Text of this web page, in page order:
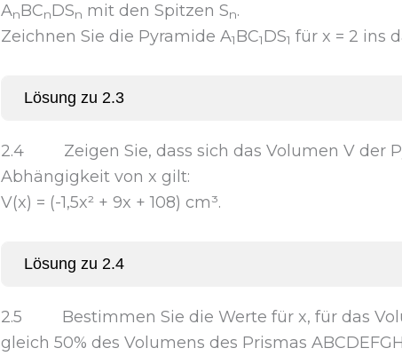
AnBCnDSn mit den Spitzen Sn.
Zeichnen Sie die Pyramide A1BC1DS1 für x = 2 ins
Lösung zu 2.3
2.4 Zeigen Sie, dass sich das Volumen V der
Abhängigkeit von x gilt:
V(x) = (-1,5x² + 9x + 108) cm³.
Lösung zu 2.4
2.5 Bestimmen Sie die Werte für x, für das
gleich 50% des Volumens des Prismas